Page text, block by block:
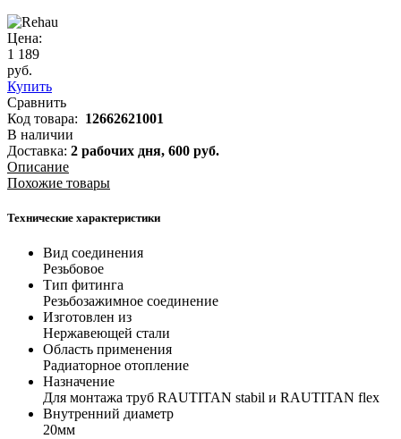
Цена:
1 189
руб.
Купить
Сравнить
Код товара: 12662621001
В наличии
Доставка: 2 рабочих дня, 600 руб.
Описание
Похожие товары
Технические характеристики
Вид соединения
Резьбовое
Тип фитинга
Резьбозажимное соединение
Изготовлен из
Нержавеющей стали
Область применения
Радиаторное отопление
Назначение
Для монтажа труб RAUTITAN stabil и RAUTITAN flex
Внутренний диаметр
20мм